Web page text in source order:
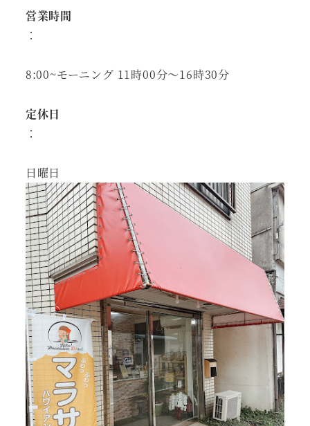
営業時間
：
8:00~モーニング 11時00分～16時30分
定休日
：
日曜日